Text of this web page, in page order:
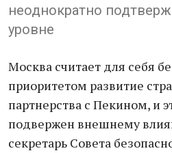
неоднократно
уровне
Москва считает для себя
приоритетом развитие
партнерства с Пекином, и
подвержен внешнему
секретарь Совета